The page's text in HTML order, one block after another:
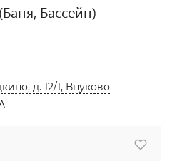
Бассейн)
д. 12/1, Внуково